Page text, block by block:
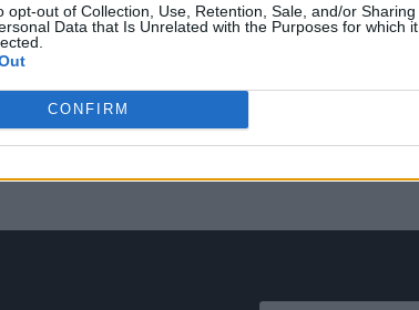
opt-out of Collection, Use, Retention, Sale, and/or Sharing
Data that Is Unrelated with the Purposes for which it
CONFIRM